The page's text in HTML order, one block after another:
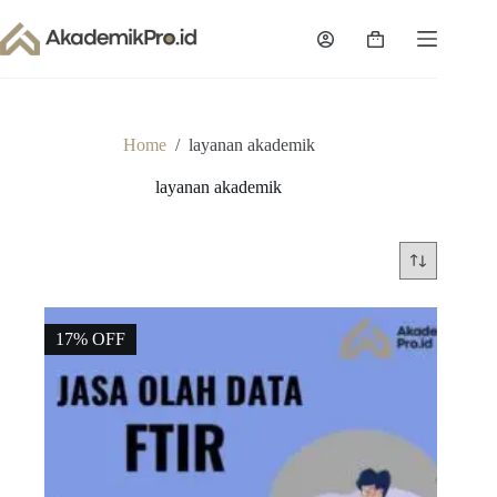
to
content
Shopping
Home / layanan akademik
layanan akademik
17% OFF